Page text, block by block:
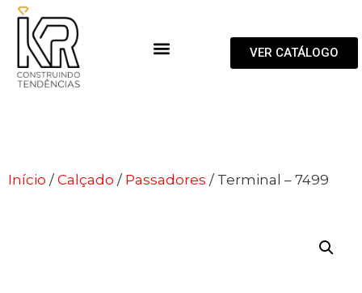
VER CATÁLOGO
Início /Calçado / Passadores / Terminal – 7499